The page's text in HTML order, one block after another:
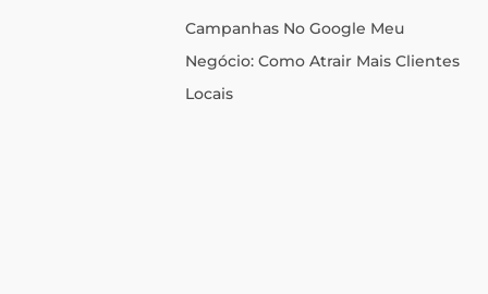
Campanhas No Google Meu
Negócio: Como Atrair Mais Clientes
Locais